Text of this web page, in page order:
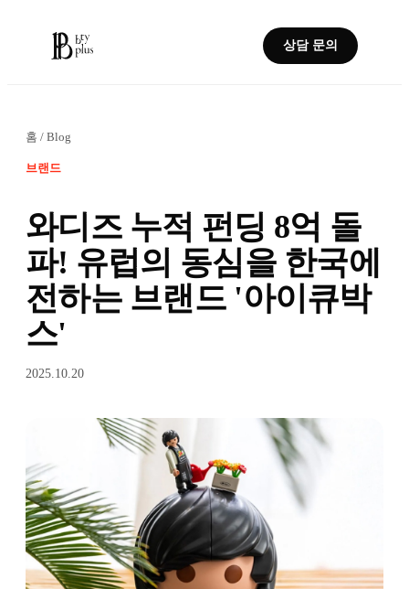
상담 문의
홈 / Blog
브랜드
와디즈 누적 펀딩 8억 돌
파! 유럽의 동심을 한국에
전하는 브랜드 '아이큐박
스'
2025.10.20